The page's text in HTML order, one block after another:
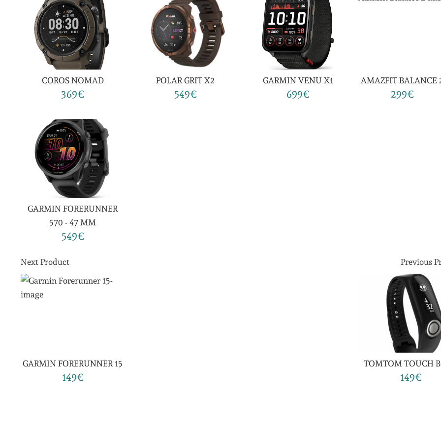
COROS NOMAD
369€
POLAR GRIT X2
549€
GARMIN VENU X1
699€
AMAZFIT BALANCE
299€
GARMIN FORERUNNER
570 - 47 MM
549€
Next Product
GARMIN FORERUNNER 15
149€
Previous
TOMTOM TOUCH
149€